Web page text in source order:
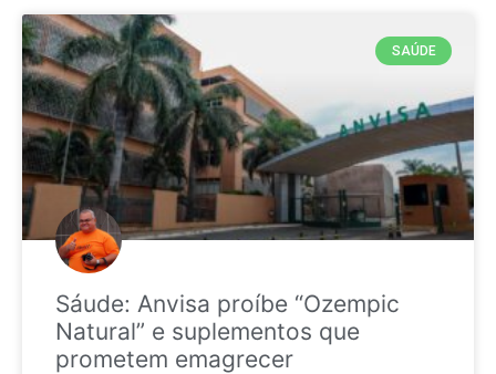
SAÚDE
Sáude: Anvisa proíbe “Ozempic
Natural” e suplementos que
prometem emagrecer